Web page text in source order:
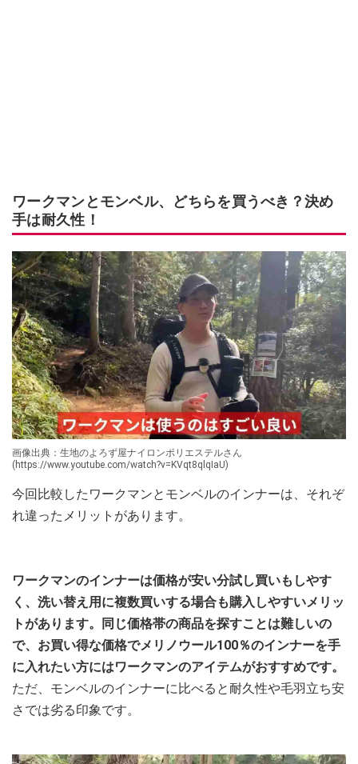
ワークマンとモンベル、どちらを買うべき？決め
手は耐久性！
画像出典：生地のよろず屋ナイロンポリエステルさん
(https://www.youtube.com/watch?v=KVqt8qlqIaU)
今回比較したワークマンとモンベルのインナーは、それぞ
れ違ったメリットがあります。
ワークマンのインナーは価格が安い分試し買いもしやす
く、洗い替え用に複数買いする場合も購入しやすいメリッ
トがあります。同じ価格帯の商品を探すことは難しいの
で、お買い得な価格でメリノウール100％のインナーを手
に入れたい方にはワークマンのアイテムがおすすめです。
ただ、モンベルのインナーに比べると耐久性や毛羽立ち安
さでは劣る印象です。